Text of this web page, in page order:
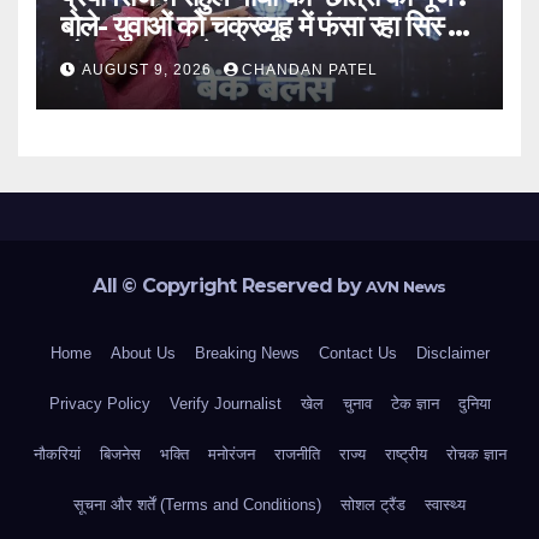
बोले- युवाओं को चक्रव्यूह में फंसा रहा सिस्टम,
नौकरी के दरवाजे बंद
AUGUST 9, 2026 CHANDAN PATEL
All © Copyright Reserved byAVN News
Home About Us Breaking News Contact Us Disclaimer
Privacy Policy Verify Journalist खेल चुनाव टेक ज्ञान दुनिया
नौकरियां बिजनेस भक्ति मनोरंजन राजनीति राज्य राष्ट्रीय रोचक ज्ञान
सूचना और शर्तें (Terms and Conditions) सोशल ट्रैंड स्वास्थ्य